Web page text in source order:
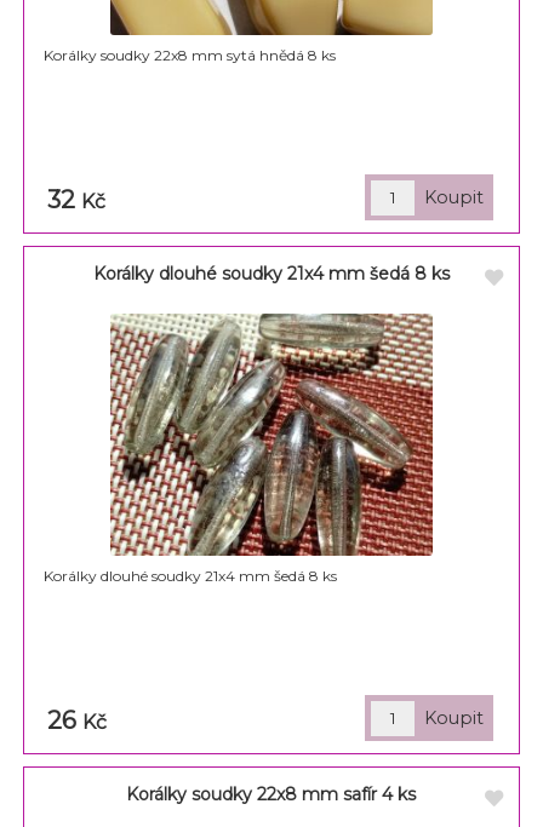
Korálky soudky 22x8 mm sytá hnědá 8 ks
32 Kč
Korálky dlouhé soudky 21x4 mm šedá 8 ks
Korálky dlouhé soudky 21x4 mm šedá 8 ks
26 Kč
Korálky soudky 22x8 mm safír 4 ks